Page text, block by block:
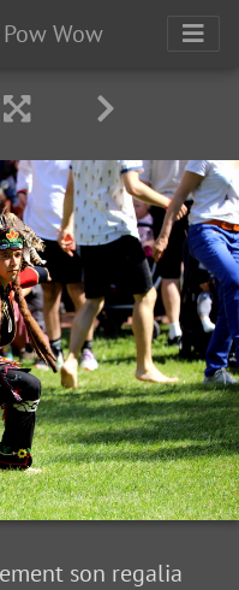
Pow Wow
son regalia